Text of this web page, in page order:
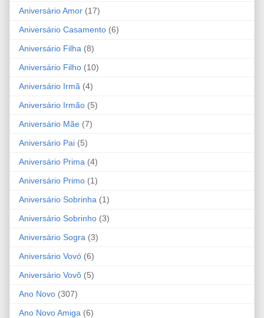
Aniversário Amor (17)
Aniversário Casamento (6)
Aniversário Filha (8)
Aniversário Filho (10)
Aniversário Irmã (4)
Aniversário Irmão (5)
Aniversário Mãe (7)
Aniversário Pai (5)
Aniversário Prima (4)
Aniversário Primo (1)
Aniversário Sobrinha (1)
Aniversário Sobrinho (3)
Aniversário Sogra (3)
Aniversário Vovó (6)
Aniversário Vovô (5)
Ano Novo (307)
Ano Novo Amiga (6)